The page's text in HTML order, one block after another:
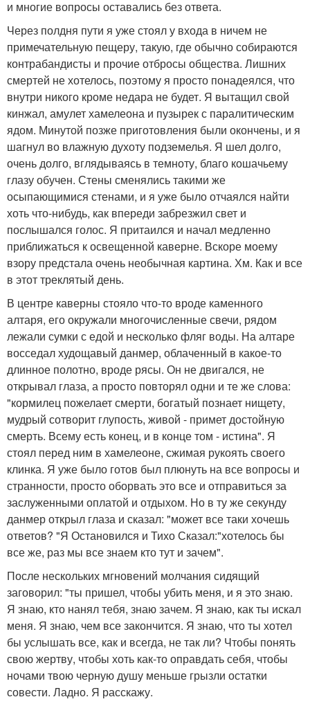
и многие вопросы оставались без ответа.
Через полдня пути я уже стоял у входа в ничем не
примечательную пещеру, такую, где обычно собираются
контрабандисты и прочие отбросы общества. Лишних
смертей не хотелось, поэтому я просто понадеялся, что
внутри никого кроме недара не будет. Я вытащил свой
кинжал, амулет хамелеона и пузырек с паралитическим
ядом. Минутой позже приготовления были окончены, и я
шагнул во влажную духоту подземелья. Я шел долго,
очень долго, вглядываясь в темноту, благо кошачьему
глазу обучен. Стены сменялись такими же
осыпающимися стенами, и я уже было отчаялся найти
хоть что-нибудь, как впереди забрезжил свет и
послышался голос. Я притаился и начал медленно
приближаться к освещенной каверне. Вскоре моему
взору предстала очень необычная картина. Хм. Как и все
в этот треклятый день.
В центре каверны стояло что-то вроде каменного
алтаря, его окружали многочисленные свечи, рядом
лежали сумки с едой и несколько фляг воды. На алтаре
восседал худощавый данмер, облаченный в какое-то
длинное полотно, вроде рясы. Он не двигался, не
открывал глаза, а просто повторял одни и те же слова:
"кормилец пожелает смерти, богатый познает нищету,
мудрый сотворит глупость, живой - примет достойную
смерть. Всему есть конец, и в конце том - истина". Я
стоял перед ним в хамелеоне, сжимая рукоять своего
клинка. Я уже было готов был плюнуть на все вопросы и
странности, просто оборвать это все и отправиться за
заслуженными оплатой и отдыхом. Но в ту же секунду
данмер открыл глаза и сказал: "может все таки хочешь
ответов? "Я Остановился и Тихо Сказал:"хотелось бы
все же, раз мы все знаем кто тут и зачем".
После нескольких мгновений молчания сидящий
заговорил: "ты пришел, чтобы убить меня, и я это знаю.
Я знаю, кто нанял тебя, знаю зачем. Я знаю, как ты искал
меня. Я знаю, чем все закончится. Я знаю, что ты хотел
бы услышать все, как и всегда, не так ли? Чтобы понять
свою жертву, чтобы хоть как-то оправдать себя, чтобы
ночами твою черную душу меньше грызли остатки
совести. Ладно. Я расскажу.